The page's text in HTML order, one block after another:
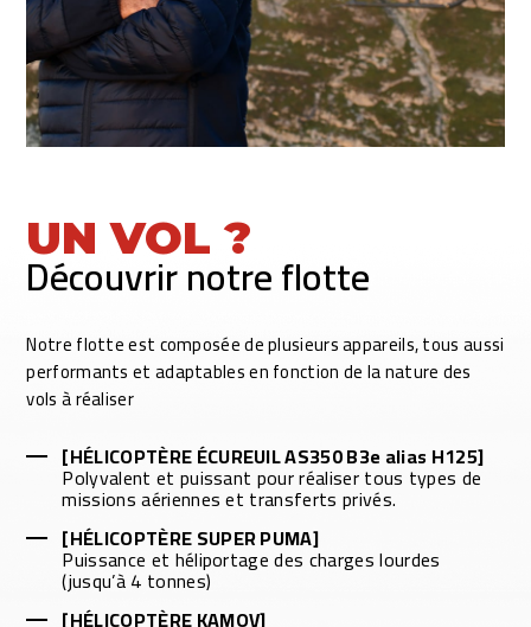
UN VOL ?
Découvrir notre flotte
Notre flotte est composée de plusieurs appareils, tous aussi
performants et adaptables en fonction de la nature des
vols à réaliser
[HÉLICOPTÈREÉCUREUIL AS350 B3e alias H125]
Polyvalent et puissant pour réaliser tous types de
missions aériennes et transferts privés.
[HÉLICOPTÈRESUPER PUMA]
Puissance et héliportage des charges lourdes
(jusqu’à 4 tonnes)
[HÉLICOPTÈREKAMOV]